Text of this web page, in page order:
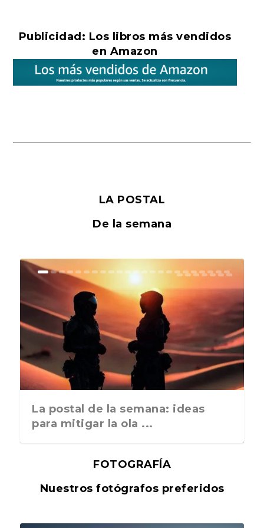
Publicidad: Los libros más vendidos
en Amazon
LA POSTAL
De la semana
La postal de la semana: ideas
para mitigar la ola ...
FOTOGRAFÍA
Nuestros fotógrafos preferidos